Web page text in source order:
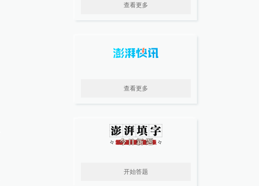
查看更多
查看更多
开始答题